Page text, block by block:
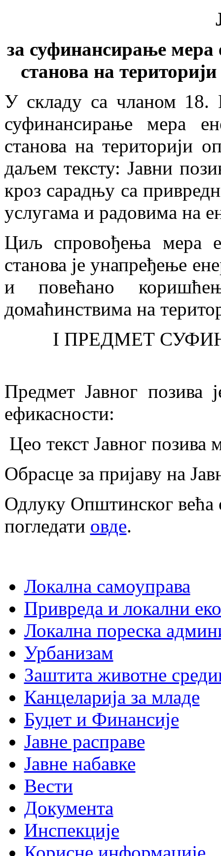
за суфинансирање мера
станова на
У складу са чланом 18.
суфинансирање мера
станова на територији
даљем тексту: Јавни
кроз сарадњу са
услугама и радовима на
Циљ спровођења мера
станова је унапређење
и повећано
домаћинствима на
I ПРЕДМЕТ
Предмет Јавног позива
ефикасности:
Цео текст Јавног позива
Обрасце за пријаву на
Одлуку Општинског већа
погледати овде.
Локална самоуправа
Привреда и локални
Локална пореска
Урбанизам
Заштита животне
Канцеларија за младе
Буџет и Финансије
Јавне расправе
Јавне набавке
Вести
Документа
Инспекције